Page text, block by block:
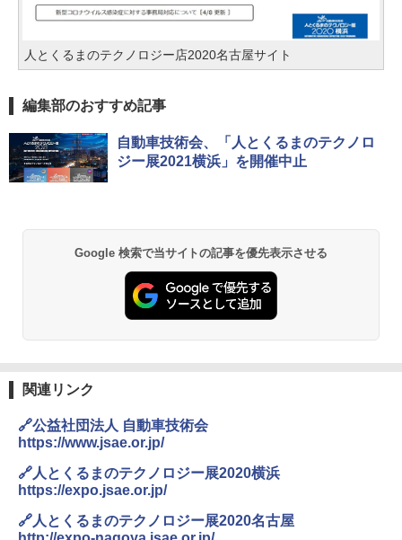
人とくるまのテクノロジー店2020名古屋サイト
編集部のおすすめ記事
自動車技術会、「人とくるまのテクノロ
ジー展2021横浜」を開催中止
Google 検索で当サイトの記事を優先表示させる
関連リンク
🔗公益社団法人 自動車技術会
https://www.jsae.or.jp/
🔗人とくるまのテクノロジー展2020横浜
https://expo.jsae.or.jp/
🔗人とくるまのテクノロジー展2020名古屋